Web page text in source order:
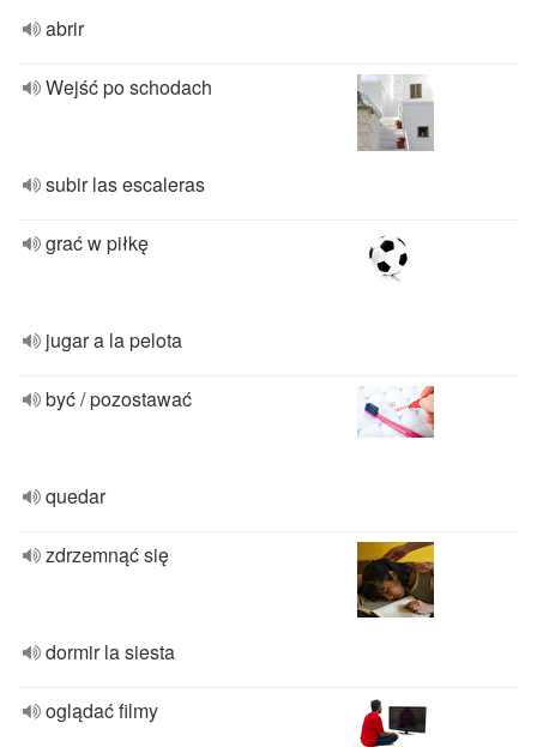
abrir
Wejść po schodach
subir las escaleras
grać w piłkę
jugar a la pelota
być / pozostawać
quedar
zdrzemnąć się
dormir la siesta
oglądać filmy